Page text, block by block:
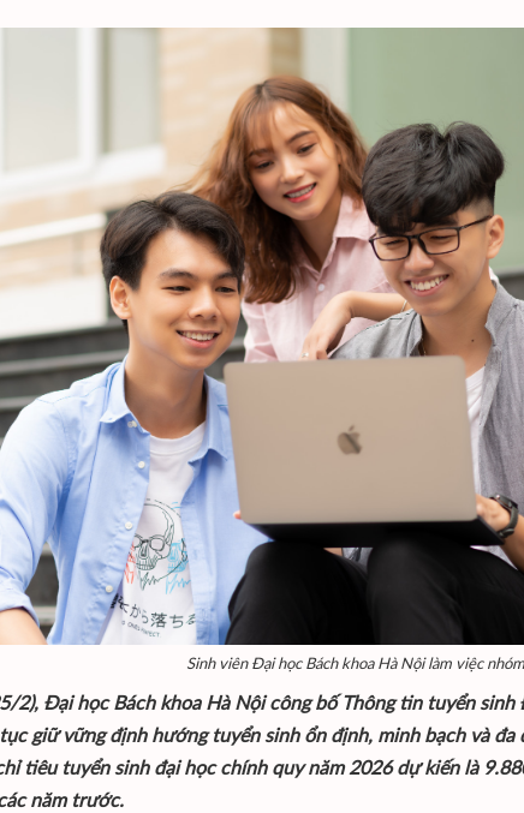
Sinh viên Đại học Bách khoa Hà Nội làm việc
2), Đại học Bách khoa Hà Nội công bố Thông tin tuyển
giữ vững định hướng tuyển sinh ổn định, minh bạch và
tiêu tuyển sinh đại học chính quy năm 2026 dự kiến là
năm trước.